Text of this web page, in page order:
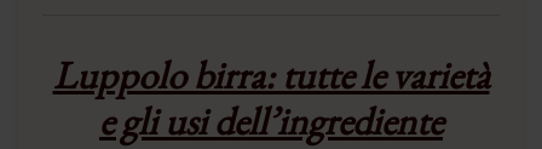
Luppolo birra: tutte le varietà
e gli usi dell’ingrediente